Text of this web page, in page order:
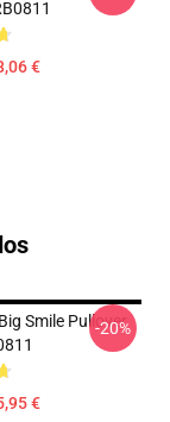
€
Smile Pullover
€
-20%